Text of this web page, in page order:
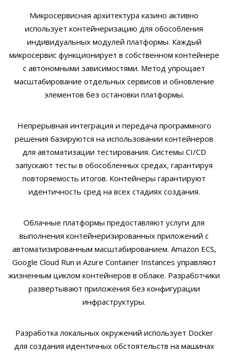
Микросервисная архитектура казино активно
использует контейнеризацию для обособления
индивидуальных модулей платформы. Каждый
микросервис функционирует в собственном контейнере
с автономными зависимостями. Метод упрощает
масштабирование отдельных сервисов и обновление
элементов без остановки платформы.
Непрерывная интеграция и передача программного
решения базируются на использовании контейнеров
для автоматизации тестирования. Системы CI/CD
запускают тесты в обособленных средах, гарантируя
повторяемость итогов. Контейнеры гарантируют
идентичность сред на всех стадиях создания.
Облачные платформы предоставляют услуги для
выполнения контейнеризированных приложений с
автоматизированным масштабированием. Amazon ECS,
Google Cloud Run и Azure Container Instances управляют
жизненным циклом контейнеров в облаке. Разработчики
развёртывают приложения без конфигурации
инфраструктуры.
Разработка локальных окружений использует Docker
для создания идентичных обстоятельств на машинах